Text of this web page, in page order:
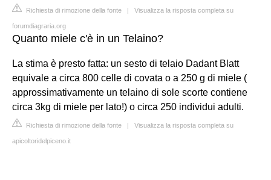
Richiesta di rimozione della fonte | Visualizza la risposta completa su
forumdiagraria.org
Quanto miele c'è in un Telaino?
La stima è presto fatta: un sesto di telaio Dadant Blatt
equivale a circa 800 celle di covata o a 250 g di miele (
approssimativamente un telaino di sole scorte contiene
circa 3kg di miele per lato!) o circa 250 individui adulti.
Richiesta di rimozione della fonte | Visualizza la risposta completa su
apicoltoridelpiceno.it